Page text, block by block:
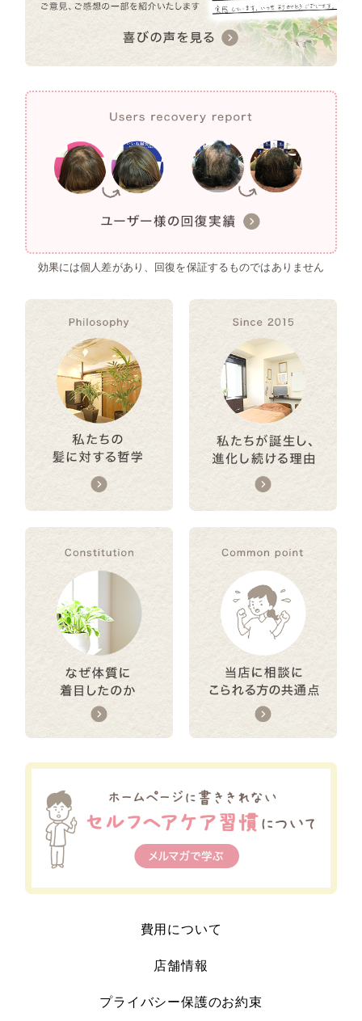
効果には個人差があり、回復を保証するものではありません
費用について
店舗情報
プライバシー保護のお約束